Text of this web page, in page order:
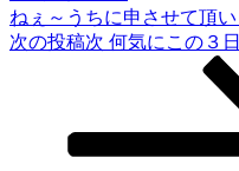
ねぇ～うちに申させて頂
次の投稿次 何気にこの３日